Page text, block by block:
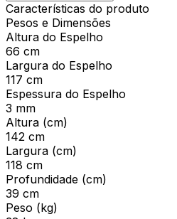
Características do produto
Pesos e Dimensões
Altura do Espelho
66 cm
Largura do Espelho
117 cm
Espessura do Espelho
3 mm
Altura (cm)
142 cm
Largura (cm)
118 cm
Profundidade (cm)
39 cm
Peso (kg)